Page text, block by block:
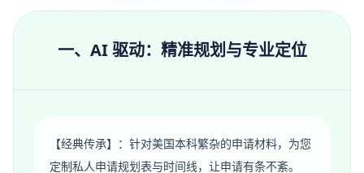
一、AI 驱动：精准规划与专业定位
【经典传承】：针对美国本科繁杂的申请材料，为您
定制私人申请规划表与时间线，让申请有条不紊。